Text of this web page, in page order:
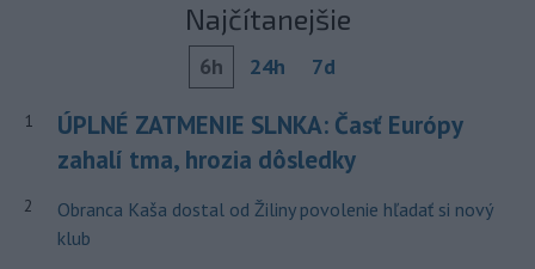
Najčítanejšie
6h 24h 7d
1
ÚPLNÉ ZATMENIE SLNKA: Časť Európy
zahalí tma, hrozia dôsledky
2
Obranca Kaša dostal od Žiliny povolenie hľadať si nový
klub